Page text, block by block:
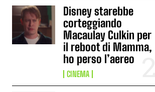
Disney starebbe
corteggiando
Macaulay Culkin per
il reboot di Mamma,
ho perso l’aereo
CINEMA